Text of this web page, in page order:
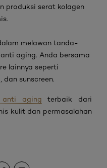
produksi serat kolagen
melawan tanda-
aging. Anda bersama
lainnya seperti
, dan sunscreen.
anti aging terbaik dari
kulit dan permasalahan